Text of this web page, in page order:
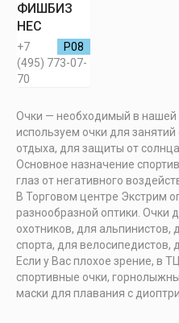
ФИШБИЗ
НЕС
Р08
+7
(495) 773-07-
70
Очки — необходимый в нашей
используем очки для
отдыха, для защиты от
Основное назначение
глаз от негативного
В Торговом центре Экстрим
разнообразной оптики. Очки
охотников, для
спорта, для велосипедистов,
Если у Вас плохое зрение, в
спортивные очки,
маски для плавания с